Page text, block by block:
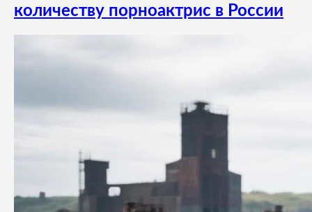
количеству порноактрис в России